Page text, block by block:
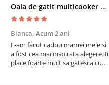
Oala de gatit multicooker 11 functii Instant Pot Pro Crisp 8 + Air Fryer 7.6 lt
Bianca, Acum 2 ani
L-am facut cadou mamei mele si
a fost cea mai inspirata alegere. Ii
place foarte mult sa gatesca cu